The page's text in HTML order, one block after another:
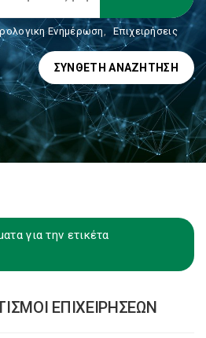
Ενημέρωση, Επιχειρήσεις
ΣΎΝΘΕΤΗ ΑΝΑΖΉΤΗΣΗ
για την ετικέτα
ΕΠΙΧΕΙΡΗΣΕΩΝ